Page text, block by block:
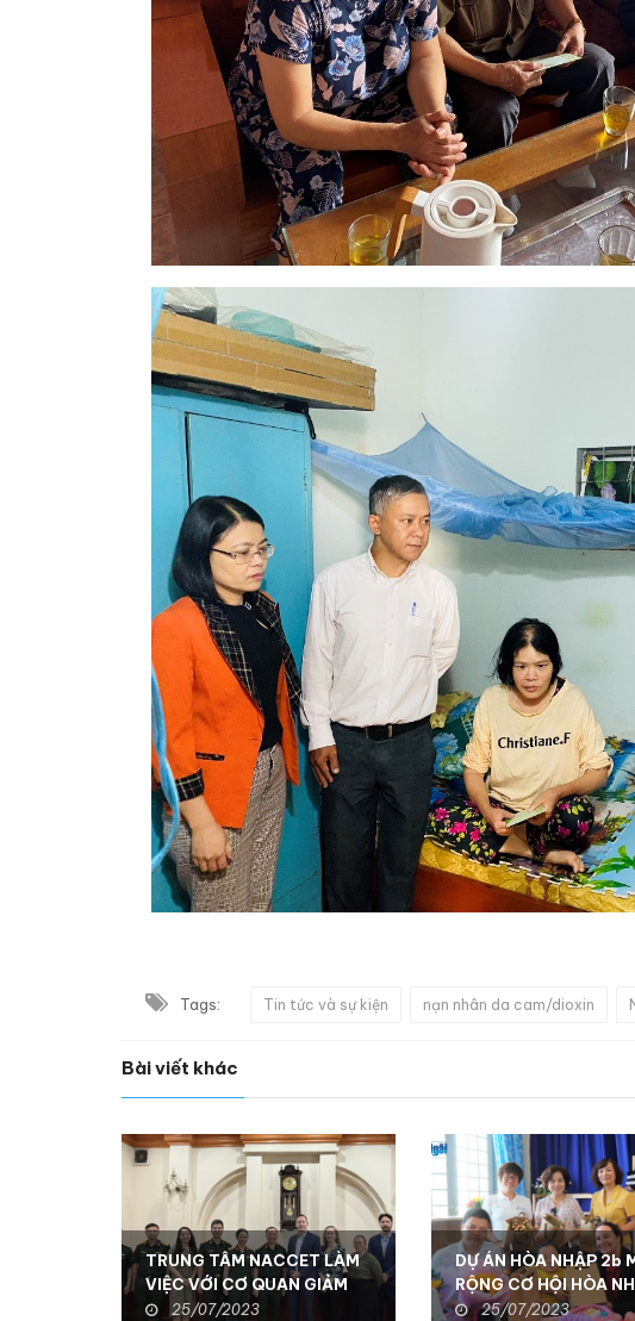
Tags: Tin tức và sự kiện nạn nhân da cam/dioxin
Bài viết khác
TRUNG TÂM NACCET LÀM
VIỆC VỚI CƠ QUAN GIẢM
THIỂU ĐE DỌA QUỐC
25/07/2023
DỰ ÁN HÒA NHẬP 2b
RỘNG CƠ HỘI HÒA
NÂNG CAO CHẤT
25/07/2023